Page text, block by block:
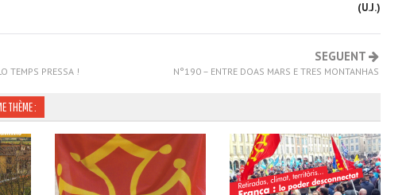
(U.J.)
TEMPS PRESSA !
SEGUENT
N°190 – ENTRE DOAS MARS E TRES MONTANHAS
THÈME :